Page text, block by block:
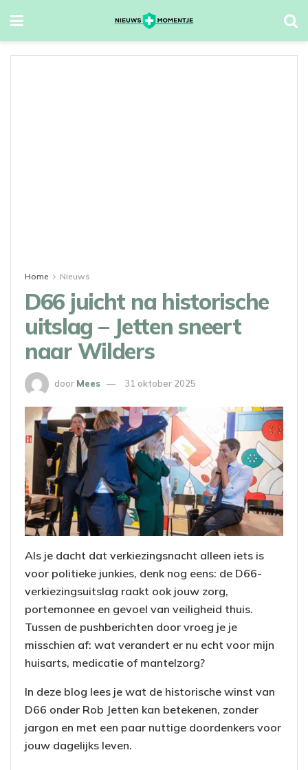
Home Nieuws
D66 juicht na historische
uitslag – Jetten sneert
naar Wilders
door Mees 31 oktober 2025
Als je dacht dat verkiezingsnacht alleen iets is
voor politieke junkies, denk nog eens: de D66-
verkiezingsuitslag raakt ook jouw zorg,
portemonnee en gevoel van veiligheid thuis.
Tussen de pushberichten door vroeg je je
misschien af: wat verandert er nu echt voor mijn
huisarts, medicatie of mantelzorg?
In deze blog lees je wat de historische winst van
D66 onder Rob Jetten kan betekenen, zonder
jargon en met een paar nuttige doordenkers voor
jouw dagelijks leven.